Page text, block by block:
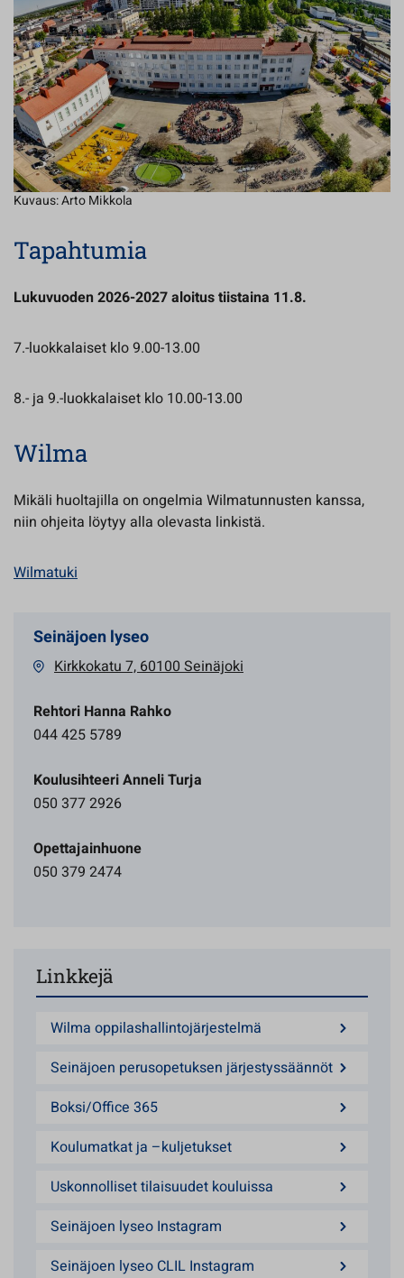
Kuvaus: Arto Mikkola
Tapahtumia
Lukuvuoden 2026-2027 aloitus tiistaina 11.8.
7.-luokkalaiset klo 9.00-13.00
8.- ja 9.-luokkalaiset klo 10.00-13.00
Wilma
Mikäli huoltajilla on ongelmia Wilmatunnusten kanssa,
niin ohjeita löytyy alla olevasta linkistä.
Wilmatuki
Seinäjoen lyseo
Kirkkokatu 7, 60100 Seinäjoki
Rehtori Hanna Rahko
044 425 5789
Koulusihteeri Anneli Turja
050 377 2926
Opettajainhuone
050 379 2474
Linkkejä
Wilma oppilashallintojärjestelmä
Seinäjoen perusopetuksen järjestyssäännöt
Boksi/Office 365
Koulumatkat ja –kuljetukset
Uskonnolliset tilaisuudet kouluissa
Seinäjoen lyseo Instagram
Seinäjoen lyseo CLIL Instagram